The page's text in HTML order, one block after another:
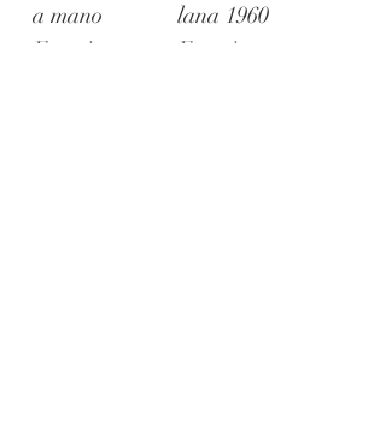
a mano
Esaurito
lana 1960
Esaurito